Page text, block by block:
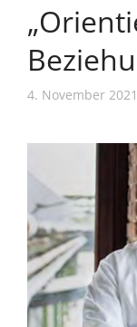
4. November 2021